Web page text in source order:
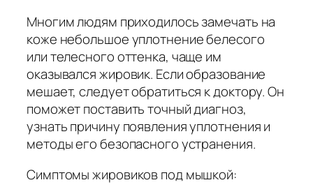
Многим людям приходилось замечать на
коже небольшое уплотнение белесого
или телесного оттенка, чаще им
оказывался жировик. Если образование
мешает, следует обратиться к доктору. Он
поможет поставить точный диагноз,
узнать причину появления уплотнения и
методы его безопасного устранения.
Симптомы жировиков под мышкой: